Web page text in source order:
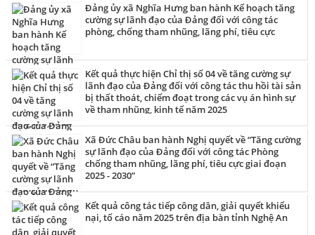
Đảng ủy xã Nghĩa Hưng ban hành Kế hoạch tăng
cường sự lãnh đạo của Đảng đối với công tác
phòng, chống tham nhũng, lãng phí, tiêu cực
Kết quả thực hiện Chỉ thị số 04 về tăng cường sự
lãnh đạo của Đảng đối với công tác thu hồi tài sản
bị thất thoát, chiếm đoạt trong các vụ án hình sự
về tham nhũng, kinh tế năm 2025
Xã Đức Châu ban hành Nghị quyết về “Tăng cường
sự lãnh đạo của Đảng đối với công tác Phòng
chống tham nhũng, lãng phí, tiêu cực giai đoạn
2025 - 2030”
Kết quả công tác tiếp công dân, giải quyết khiếu
nại, tố cáo năm 2025 trên địa bàn tỉnh Nghệ An